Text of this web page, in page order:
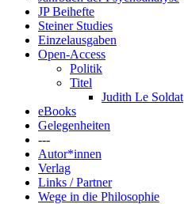
JP Beihefte
Steiner Studies
Einzelausgaben
Open-Access
Politik
Titel
Judith Le Soldat
eBooks
Gelegenheiten
---
Autor*innen
Verlag
Links / Partner
Wege in die Philosophie